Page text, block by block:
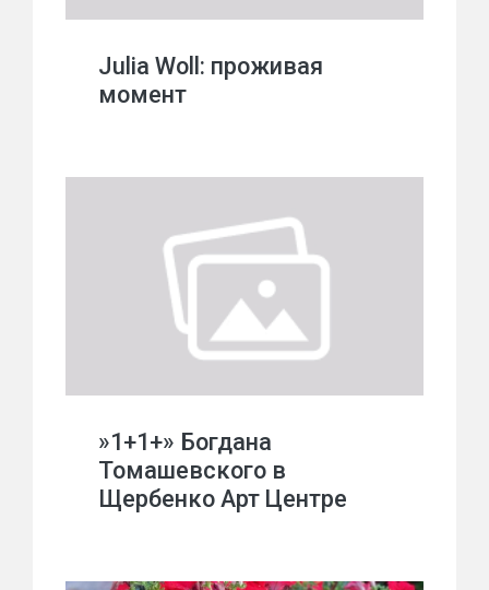
Julia Woll: проживая
момент
»1+1+» Богдана
Томашевского в
Щербенко Арт Центре